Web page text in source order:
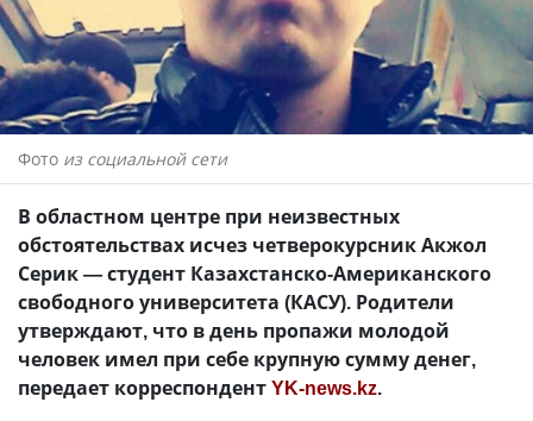
Фото из социальной сети
В областном центре при неизвестных
обстоятельствах исчез четверокурсник Акжол
Серик — студент Казахстанско-Американского
свободного университета (КАСУ). Родители
утверждают, что в день пропажи молодой
человек имел при себе крупную сумму денег,
передает корреспондентYK-news.kz.